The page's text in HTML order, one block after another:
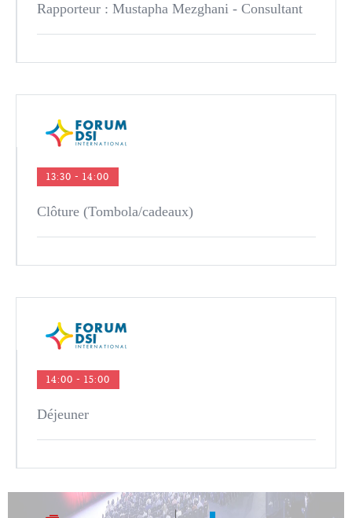
Rapporteur : Mustapha Mezghani - Consultant
13:30 - 14:00
Clôture (Tombola/cadeaux)
14:00 - 15:00
Déjeuner